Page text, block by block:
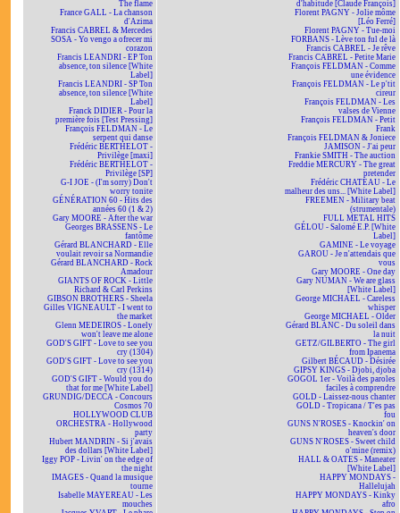
The flame
France GALL - La chanson
d'Azima
Francis CABREL & Mercedes
SOSA - Yo vengo a ofrecer mi
corazon
Francis LEANDRI - EP Ton
absence, ton silence [White
Label]
Francis LEANDRI - SP Ton
absence, ton silence [White
Label]
Franck DIDIER - Pour la
première fois [Test Pressing]
François FELDMAN - Le
serpent qui danse
Frédéric BERTHELOT -
Privilège [maxi]
Frédéric BERTHELOT -
Privilège [SP]
G-I JOE - (I'm sorry) Don't
worry tonite
GÉNÉRATION 60 - Hits des
années 60 (1 & 2)
Gary MOORE - After the war
Georges BRASSENS - Le
fantôme
Gérard BLANCHARD - Elle
voulait revoir sa Normandie
Gérard BLANCHARD - Rock
Amadour
GIANTS OF ROCK - Little
Richard & Carl Perkins
GIBSON BROTHERS - Sheela
Gilles VIGNEAULT - I went to
the market
Glenn MEDEIROS - Lonely
won't leave me alone
GOD'S GIFT - Love to see you
cry (1304)
GOD'S GIFT - Love to see you
cry (1314)
GOD'S GIFT - Would you do
that for me [White Label]
GRUNDIG/DECCA - Concours
Cosmos 70
HOLLYWOOD CLUB
ORCHESTRA - Hollywood
party
Hubert MANDRIN - Si j'avais
des dollars [White Label]
Iggy POP - Livin' on the edge of
the night
IMAGES - Quand la musique
tourne
Isabelle MAYEREAU - Les
mouches
d'habitude [Claude François]
Florent PAGNY - Jolie môme
[Léo Ferré]
Florent PAGNY - Tue-moi
FORBANS - Lève ton ful de là
Francis CABREL - Je rêve
Francis CABREL - Petite Marie
François FELDMAN - Comme
une évidence
François FELDMAN - Le p'tit
cireur
François FELDMAN - Les
valses de Vienne
François FELDMAN - Petit
Frank
François FELDMAN & Joniece
JAMISON - J'ai peur
Frankie SMITH - The auction
Freddie MERCURY - The great
pretender
Frédéric CHATEAU - Le
malheur des uns... [White Label]
FREEMEN - Military beat
(strumentale)
FULL METAL HITS
GÉLOU - Salomé E.P. [White
Label]
GAMINE - Le voyage
GAROU - Je n'attendais que
vous
Gary MOORE - One day
Gary NUMAN - We are glass
[White Label]
George MICHAEL - Careless
whisper
George MICHAEL - Older
Gérard BLANC - Du soleil dans
la nuit
GETZ/GILBERTO - The girl
from Ipanema
Gilbert BÉCAUD - Désirée
GIPSY KINGS - Djobi, djoba
GOGOL 1er - Voilà des paroles
faciles à comprendre
GOLD - Laissez-nous chanter
GOLD - Tropicana / T'es pas
fou
GUNS N'ROSES - Knockin' on
heaven's door
GUNS N'ROSES - Sweet child
o'mine (remix)
HALL & OATES - Maneater
[White Label]
HAPPY MONDAYS -
Hallelujah
HAPPY MONDAYS - Kinky
afro